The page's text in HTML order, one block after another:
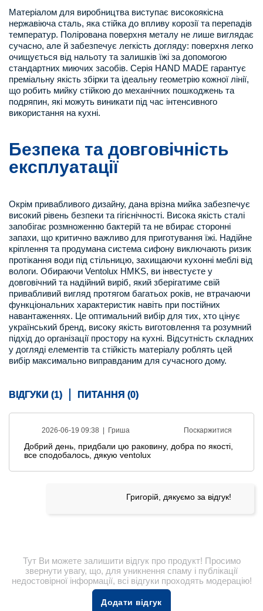
Матеріалом для виробництва виступає високоякісна
нержавіюча сталь, яка стійка до впливу корозії та перепадів
температур. Полірована поверхня металу не лише виглядає
сучасно, але й забезпечує легкість догляду: поверхня легко
очищується від нальоту та залишків їжі за допомогою
стандартних миючих засобів. Серія HAND MADE гарантує
преміальну якість збірки та ідеальну геометрію кожної лінії,
що робить мийку стійкою до механічних пошкоджень та
подряпин, які можуть виникати під час інтенсивного
використання на кухні.
Безпека та довговічність
експлуатації
Окрім привабливого дизайну, дана врізна мийка забезпечує
високий рівень безпеки та гігієнічності. Висока якість сталі
запобігає розмноженню бактерій та не вбирає сторонні
запахи, що критично важливо для приготування їжі. Надійне
кріплення та продумана система сифону виключають ризик
протікання води під стільницю, захищаючи кухонні меблі від
вологи. Обираючи Ventolux HMKS, ви інвестуєте у
довговічний та надійний виріб, який зберігатиме свій
привабливий вигляд протягом багатьох років, не втрачаючи
функціональних характеристик навіть при постійних
навантаженнях. Це оптимальний вибір для тих, хто цінує
український бренд, високу якість виготовлення та розумний
підхід до організації простору на кухні. Відсутність складних
у догляді елементів та стійкість матеріалу роблять цей
вибір максимально виправданим для сучасного дому.
ВІДГУКИ (1) ПИТАННЯ (0)
2026-06-19 09:38 | Гриша Поскаржитися
Добрий день, придбали цю раковину, добра по якості,
все сподобалось, дякую ventolux
Григорій, дякуємо за відгук!
Тут Ви можете залишити відгук про продукт! Просимо
звернути увагу, що, для уникнення спаму і публікації
недостовірної інформації, всі відгуки проходять модерацію!
Додати відгук